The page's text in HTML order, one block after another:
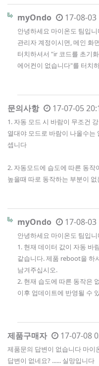
myOndo 17-08-03
안녕하세요 마이온도 팀입
관리자 계정이시면, 메인 화
터치하셔서 "ir 코드를 초기
에어컨이 없습니다"를 터치
문의사항 17-07-05
1. 자동 모드 시 바람이 무조건
열대야 모드로 바람이 나올수는
셉니다
2. 자동모드에 습도에 따른 동
높을때 따로 동작하는 부분이
myOndo 17-08-03
안녕하세요 마이온도 팀입니
1. 현재 데이터 값이 자동 바
같습니다. 제품 reboot을 하
남겨주십시오.
2. 현재 습도에 따른 동작은
이후 업데이트에 반영될 수
제품구매자 17-07-08
제품문의 답변이 없습니다 마이
답변이 없네요? ...... 실망입니다